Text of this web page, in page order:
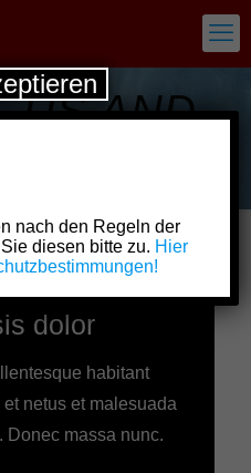
US AND
dolor
habitant
netus et malesuada
Donec massa nunc.
nach den Regeln der
diesen bitte zu. Hier